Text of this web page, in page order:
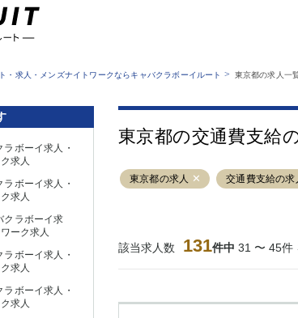
キャバク
・求人・メンズナイトワークならキャバクラボーイルート > 東京都の求人一
東京都の交通費支給
東京都の求人 交通費支給の求
該当求人数 131件中 31 〜 45件
ボーイ求人・
求人
ボーイ求人・
求人
クラボーイ求
ーク求人
ボーイ求人・
求人
ボーイ求人・
求人
東京都 銀座 上野
立川
千葉中
大山
赤坂
ひばりヶ丘（北
学芸大